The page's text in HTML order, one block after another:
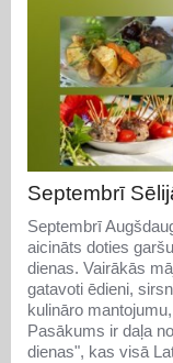
Septembrī
Septembrī
aicināts doties
dienas. Vairākās
gatavoti ēdieni,
kulināro
Pasākums ir daļa
dienas", kas visā